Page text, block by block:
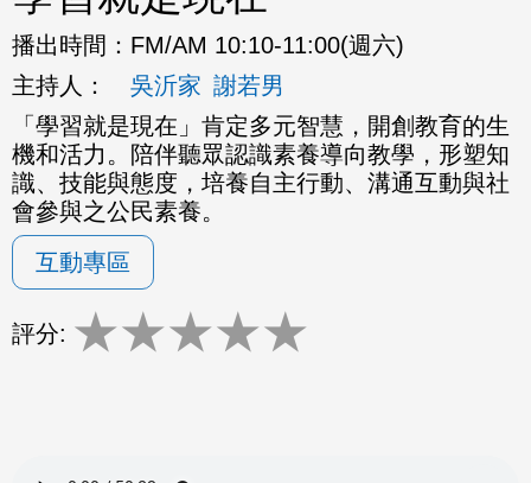
播出時間： FM/AM 10:10-11:00(週六)
主持人：
吳沂家 謝若男
「學習就是現在」肯定多元智慧，開創教育的生
機和活力。 陪伴聽眾認識素養導向教學，形塑知
識、技能與態度， 培養自主行動、溝通互動與社
會參與之公民素養。
互動專區
評分: ★★★★★